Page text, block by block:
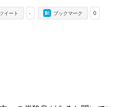
-
ツイート 0
ブックマーク